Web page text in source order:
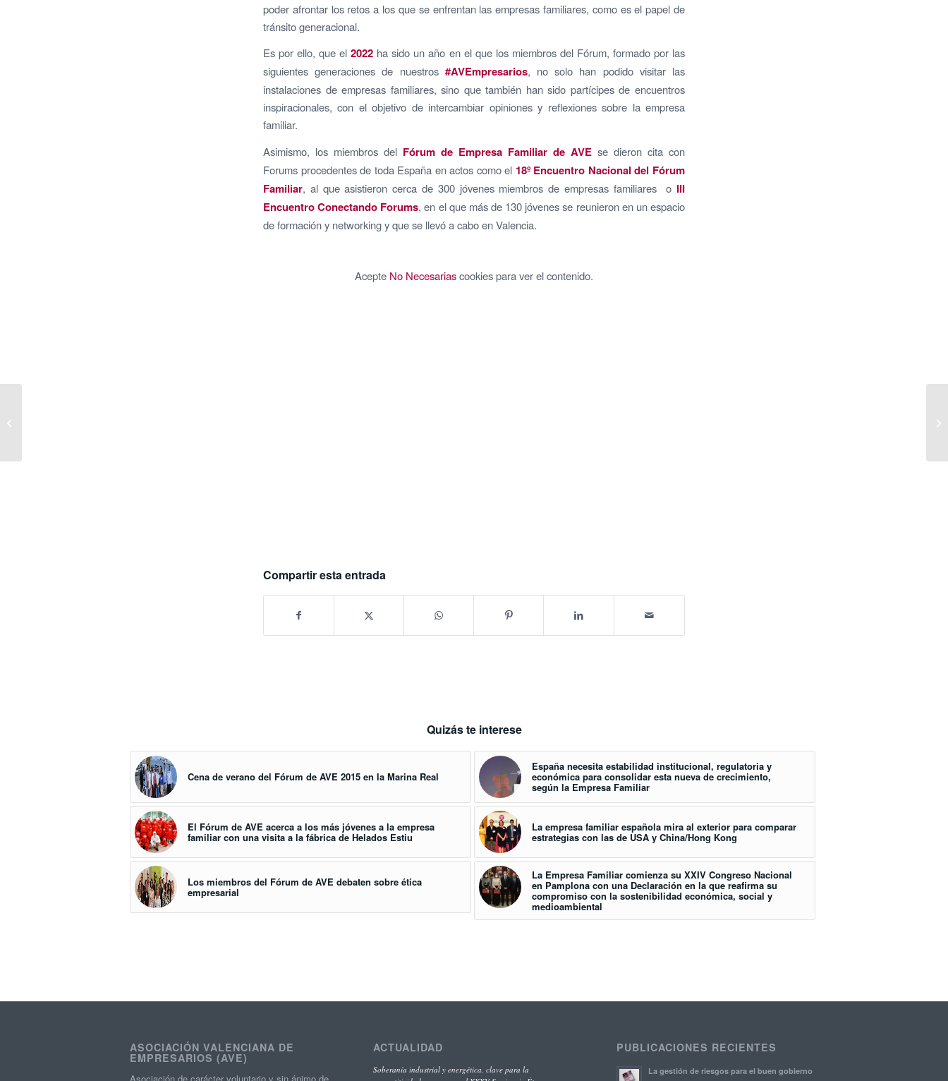
poder afrontar los retos a los que se enfrentan las empresas familiares, como es el papel de
tránsito generacional.
Es por ello, que el2022 ha sido un año en el que los miembros del Fórum, formado por las
siguientes generaciones de nuestros #AVEmpresarios, no solo han podido visitar las
instalaciones de empresas familiares, sino que también han sido partícipes de encuentros
inspiracionales, con el objetivo de intercambiar opiniones y reflexiones sobre la empresa
familiar.
Asimismo, los miembros del Fórum de Empresa Familiar de AVE se dieron cita con
Forums procedentes de toda España en actos como el 18º Encuentro Nacional del Fórum
Familiar, al que asistieron cerca de 300 jóvenes miembros de empresas familiares o III
Encuentro Conectando Forums, en el que más de 130 jóvenes se reunieron en un espacio
de formación y networking y que se llevó a cabo en Valencia.
Acepte No Necesariascookies para ver el contenido.
Compartir esta entrada
Quizás te interese
Cena de verano del Fórum de AVE 2015 en la Marina Real
España necesita estabilidad institucional, regulatoria y
económica para consolidar esta nueva de crecimiento,
según la Empresa Familiar
El Fórum de AVE acerca a los más jóvenes a la empresa
familiar con una visita a la fábrica de Helados Estiu
La empresa familiar española mira al exterior para comparar
estrategias con las de USA y China/Hong Kong
Los miembros del Fórum de AVE debaten sobre ética
empresarial
La Empresa Familiar comienza su XXIV Congreso Nacional
en Pamplona con una Declaración en la que reafirma su
compromiso con la sostenibilidad económica, social y
medioambiental
ASOCIACIÓN VALENCIANA DE
EMPRESARIOS (AVE)
ACTUALIDAD
Soberanía industrial y energética, clave para la
PUBLICACIONES RECIENTES
La gestión de riesgos para el buen gobierno